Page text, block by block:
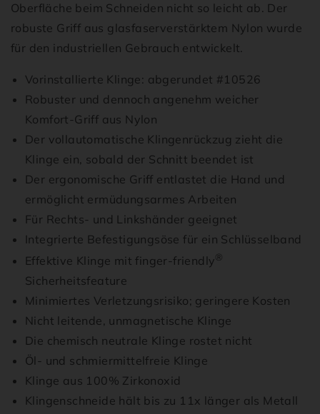
Oberfläche beim Schneiden nicht so leicht ab. Der
robuste Griff aus glasfaserverstärktem Nylon wurde
für den industriellen Gebrauch entwickelt.
Vorinstallierte Klinge: abgerundet #10526
Robuster und dennoch angenehm weicher
Komfort-Griff aus Nylon
Der vollautomatische Klingenrückzug zieht die
Klinge ein, sobald der Schnitt beendet ist
Der ergonomische Griff entlastet die Hand und
ermöglicht ermüdungsarmes Arbeiten
Für Rechts- und Linkshänder geeignet
Integrierte Befestigungsöse für ein Schlüsselband
Effektive Klinge mit finger-friendly ®
Sicherheitsfeature
Minimiertes Verletzungsrisiko; geringere Kosten
Nicht leitende, unmagnetische Klinge
Die chemisch neutrale Klinge rostet nicht
Öl- und schmiermittelfreie Klinge
Klinge aus 100% Zirkonoxid
Klingenschneide hält bis zu 11x länger als Metall